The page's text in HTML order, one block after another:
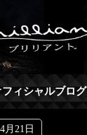
フィシャルブログ
月21日